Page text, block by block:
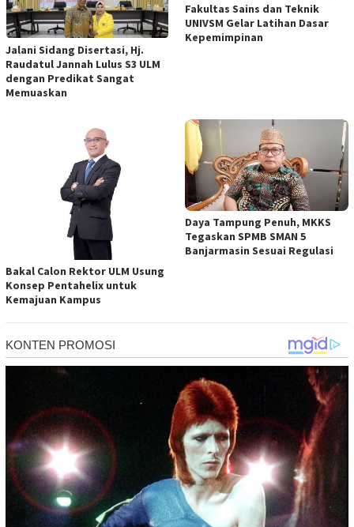
Jalani Sidang Disertasi, Hj.
Raudatul Jannah Lulus S3 ULM
dengan Predikat Sangat
Memuaskan
Fakultas Sains dan Teknik
UNIVSM Gelar Latihan Dasar
Kepemimpinan
Bakal Calon Rektor ULM Usung
Konsep Pentahelix untuk
Kemajuan Kampus
Daya Tampung Penuh, MKKS
Tegaskan SPMB SMAN 5
Banjarmasin Sesuai Regulasi